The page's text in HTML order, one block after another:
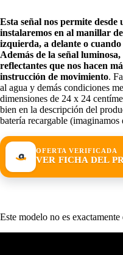
Esta señal nos permite
instalaremos en al manillar
izquierda, a delante o
Además de la señal
reflectantes que nos hacen
instrucción de movimiento.
al agua y demás condiciones
dimensiones de 24 x 24
bien en la descripción del
batería recargable (imaginamos
OFERTA VERIFICADA
VER FICHA DEL
Este modelo no es